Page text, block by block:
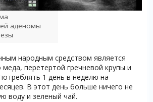
аденомы
народным средством является
перетертой гречневой крупы и
1 день в неделю на
В этот день больше ничего не
воду и зеленый чай.